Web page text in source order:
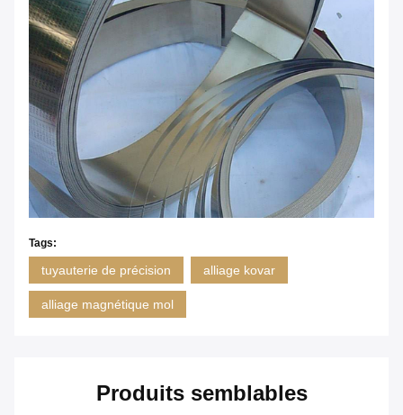
Tags:
tuyauterie de précision alliage kovar
alliage magnétique mol
Produits semblables